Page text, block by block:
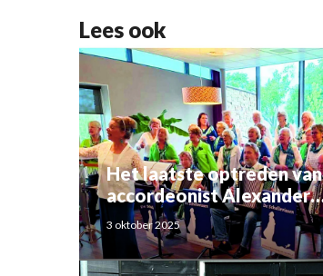
Lees ook
Het laatste optreden van
accordeonist Alexander
Schoemaker
3 oktober 2025